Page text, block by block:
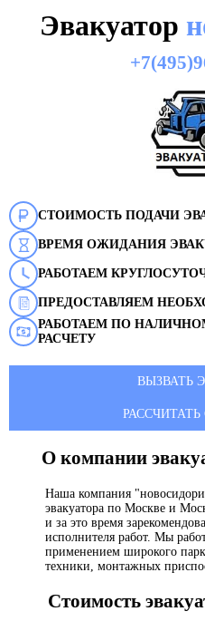
Эвакуатор
СТОИМОСТЬ ПОДАЧИ
ВРЕМЯ ОЖИДАНИЯ
РАБОТАЕМ
ПРЕДОСТАВЛЯЕМ
РАБОТАЕМ ПО
РАСЧЕТУ
ВЫЗВАТЬ
О компании
Наша компания
эвакуатора по Москве и
и за это время
исполнителя работ. Мы
применением широкого
техники, монтажных
Стоимость